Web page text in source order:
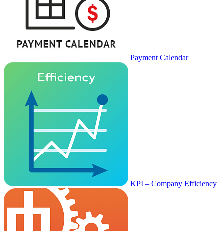
Payment Calendar
KPI – Company Efficiency